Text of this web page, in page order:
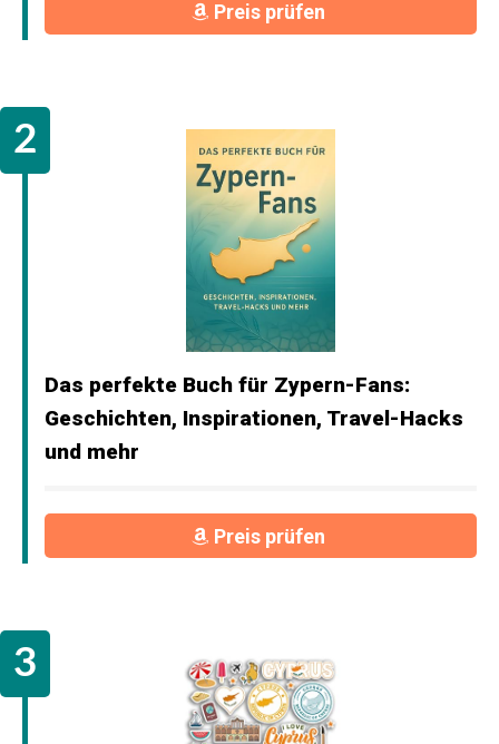
Preis prüfen
Das perfekte Buch für Zypern-Fans:
Geschichten, Inspirationen, Travel-Hacks
und mehr
Preis prüfen